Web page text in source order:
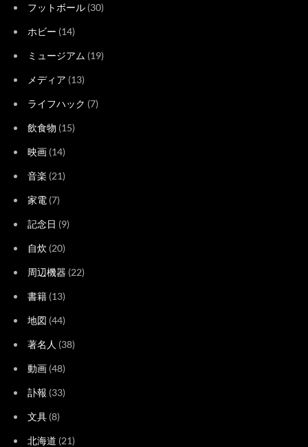
フットボール (30)
ホビー (14)
ミュージアム (19)
メディア (13)
ライフハック (7)
飲食物 (15)
映画 (14)
音楽 (21)
家電 (7)
記念日 (9)
自炊 (20)
周辺機器 (22)
書籍 (13)
地図 (44)
著名人 (38)
動画 (48)
訃報 (33)
文具 (8)
北海道 (21)